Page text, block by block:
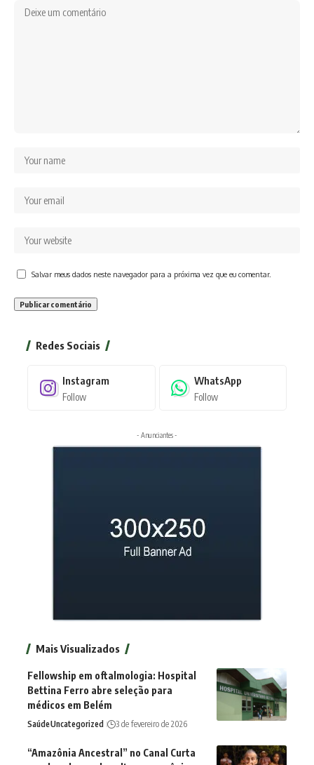
Salvar meus dados neste navegador para a próxima vez que eu comentar.
Redes Sociais
Instagram
Follow
WhatsApp
Follow
- Anunciantes -
Mais Visualizados
Fellowship em oftalmologia: Hospital
Bettina Ferro abre seleção para
médicos em Belém
SaúdeUncategorized 3 de fevereiro de 2026
“Amazônia Ancestral” no Canal Curta